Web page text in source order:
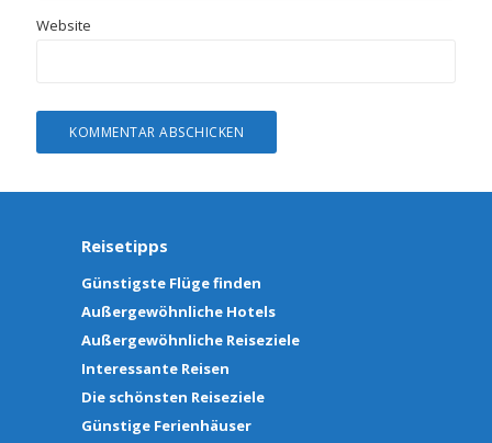
Website
Reisetipps
Günstigste Flüge finden
Außergewöhnliche Hotels
Außergewöhnliche Reiseziele
Interessante Reisen
Die schönsten Reiseziele
Günstige Ferienhäuser